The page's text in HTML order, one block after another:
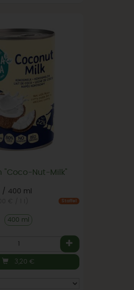
"Coco-Nut-Milk"
/ 400 ml
Staffel
400 ml
3,20 €